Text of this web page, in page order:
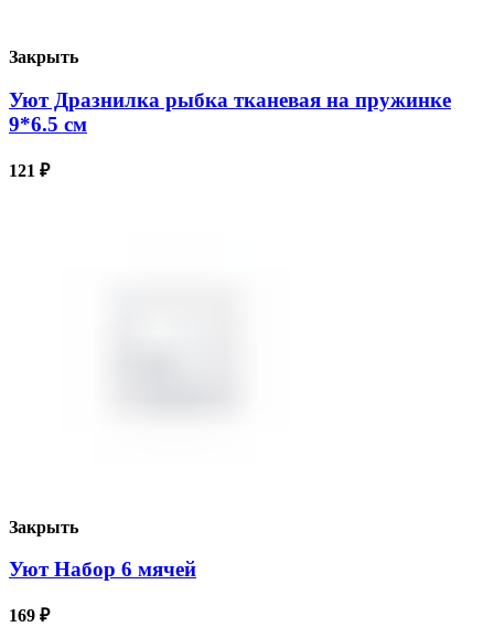
Закрыть
Уют Дразнилка рыбка тканевая на пружинке
9*6.5 см
121 ₽
Закрыть
Уют Набор 6 мячей
169 ₽